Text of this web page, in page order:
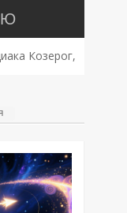
Козерог,